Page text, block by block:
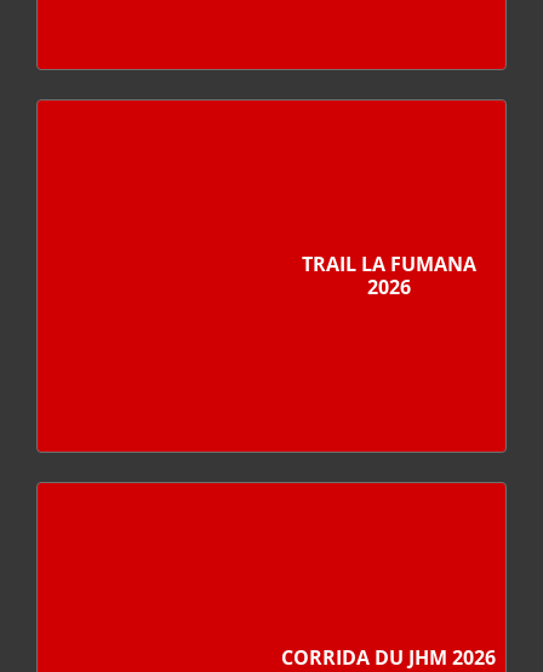
TRAIL LA FUMANA
2026
CORRIDA DU JHM 2026